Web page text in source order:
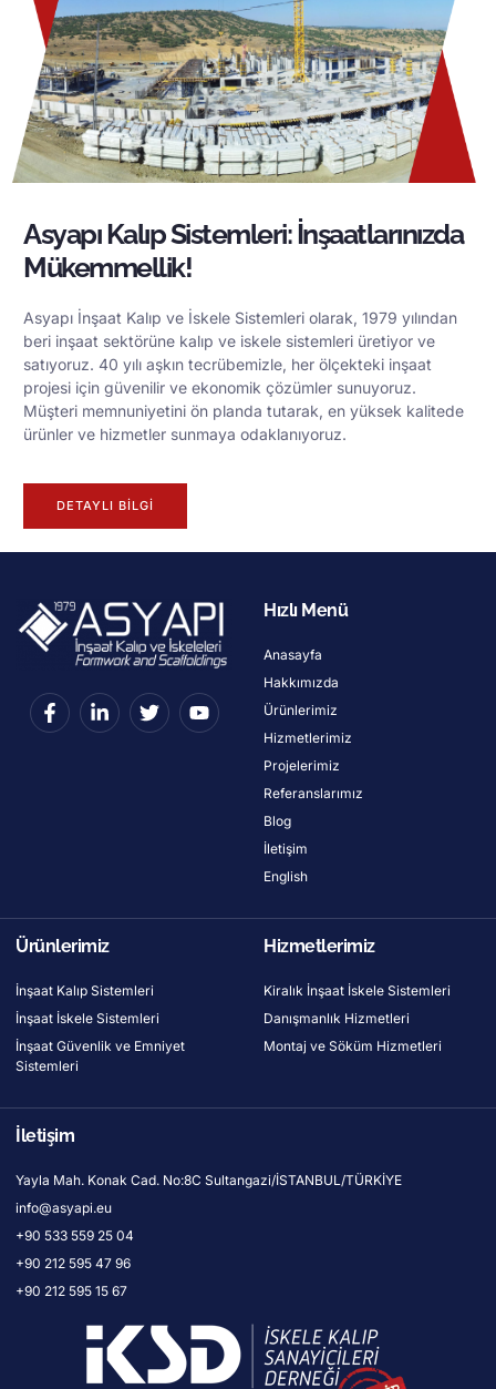
Asyapı Kalıp Sistemleri: İnşaatlarınızda
Mükemmellik!
Asyapı İnşaat Kalıp ve İskele Sistemleri olarak, 1979 yılından
beri inşaat sektörüne kalıp ve iskele sistemleri üretiyor ve
satıyoruz. 40 yılı aşkın tecrübemizle, her ölçekteki inşaat
projesi için güvenilir ve ekonomik çözümler sunuyoruz.
Müşteri memnuniyetini ön planda tutarak, en yüksek kalitede
ürünler ve hizmetler sunmaya odaklanıyoruz.
DETAYLI BILGI
Hızlı Menü
Anasayfa
Hakkımızda
Ürünlerimiz
Hizmetlerimiz
Projelerimiz
Referanslarımız
Blog
İletişim
English
Ürünlerimiz
İnşaat Kalıp Sistemleri
İnşaat İskele Sistemleri
İnşaat Güvenlik ve Emniyet
Sistemleri
Hizmetlerimiz
Kiralık İnşaat İskele Sistemleri
Danışmanlık Hizmetleri
Montaj ve Söküm Hizmetleri
İletişim
Yayla Mah. Konak Cad. No:8C Sultangazi/İSTANBUL/TÜRKİYE
info@asyapi.eu
+90 533 559 25 04
+90 212 595 47 96
+90 212 595 15 67